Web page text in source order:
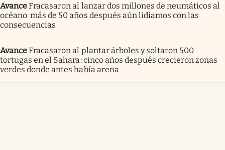
AvanceFracasaron al lanzar dos millones de neumáticos al
océano: más de 50 años después aún lidiamos con las
consecuencias
AvanceFracasaron al plantar árboles y soltaron 500
tortugas en el Sahara: cinco años después crecieron zonas
verdes donde antes había arena